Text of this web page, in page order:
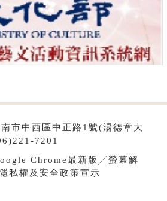
市中西區中正路1號(湯德章大
7201
Chrome最新版╱螢幕解
隱私權及安全政策宣示